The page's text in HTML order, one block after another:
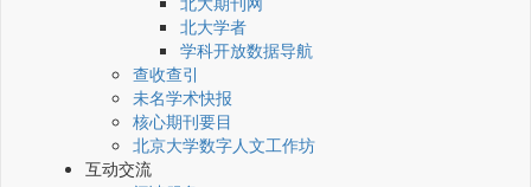
北大学者
学科开放数据导航
查收查引
未名学术快报
核心期刊要目
北京大学数字人文工作坊
互动交流